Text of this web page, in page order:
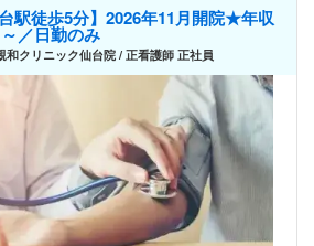
駅徒歩5分】2026年11月開院★年収
／日勤のみ
クリニック仙台院 / 正看護師 正社員